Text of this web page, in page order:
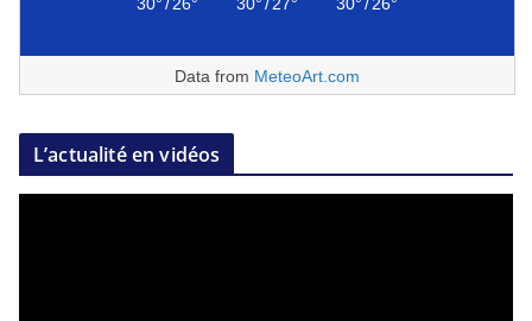
Data from MeteoArt.com
L’actualité en vidéos